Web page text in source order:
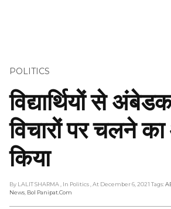
POLITICS
विद्यार्थियों से
विचारों पर चलने
किया
By LALIT SHARMA , In Politics , At December 6, 2021 Tags:
News Bol Panipat.com